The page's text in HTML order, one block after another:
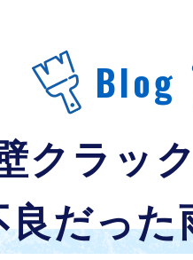
Blog
クラッ
だった